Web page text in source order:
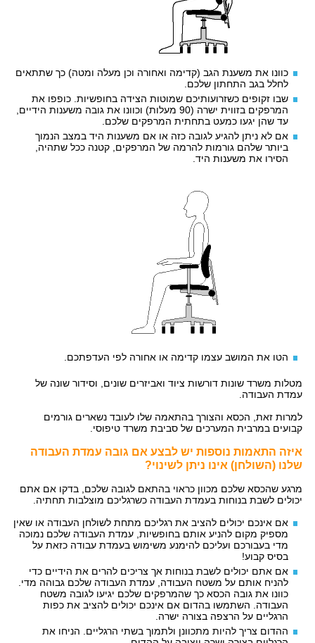
כוונו את משענת הגב (קדימה ואחורה וכן מעלה ומטה) כך שתתאים
לחלל בגב התחתון שלכם.
שבו זקופים כשזרועותיכם שמוטות הצידה בחופשיות. כופפו את
המרפקים בזווית ישרה (90 מעלות) וכוונו את גובה משענות הידיים,
עד שהן יגעו כמעט בתחתית המרפקים שלכם.
אם לא ניתן להגיע לגובה כזה או אם משענות היד במצב הנמוך
ביותר שלהם גורמות להרמה של המרפקים, קטנה ככל שתהיה,
הסירו את משענות היד.
הטו את המושב עצמו קדימה או אחורה לפי העדפתכם.
מטלות משרד שונות דורשות ציוד ואביזרים שונים, וסידור שונה של
עמדת העבודה.
למרות זאת, הכסא והצורך בהתאמה שלו לעובד נשארים גורמים
קבועים במרבית המערכים של סביבת משרד טיפוסי.
איזה התאמות נוספות יש לבצע אם גובה עמדת העבודה
שלנו (השולחן) אינו ניתן לשינוי?
מרגע שהכסא שלכם מכוון כראוי בהתאם לגובה שלכם, בדקו אם אתם
יכולים לשבת בנוחות בעמדת העבודה כשרגליכם מוצלבות תחתיה.
אם אינכם יכולים להציב את רגליכם מתחת לשולחן העבודה או שאין
מספיק מקום להניע אותם בחופשיות, עמדת העבודה שלכם נמוכה
מדי בעבורכם ועליכם להימנע משימוש בעמדת עבודה כזאת על
בסיס קבוע!
אם אתם יכולים לשבת בנוחות אך צריכים להרים את הידיים כדי
להניח אותם על משטח העבודה, עמדת העבודה שלכם גבוהה מדי.
כוונו את גובה הכסא כך שהמרפקים שלכם יגיעו לגובה משטח
העבודה. השתמשו בהדום אם אינכם יכולים להציב את כפות
הרגליים על הרצפה בצורה ישרה.
ההדום צריך להיות מתכוונן ולתמוך בשתי הרגליים. הניחו את